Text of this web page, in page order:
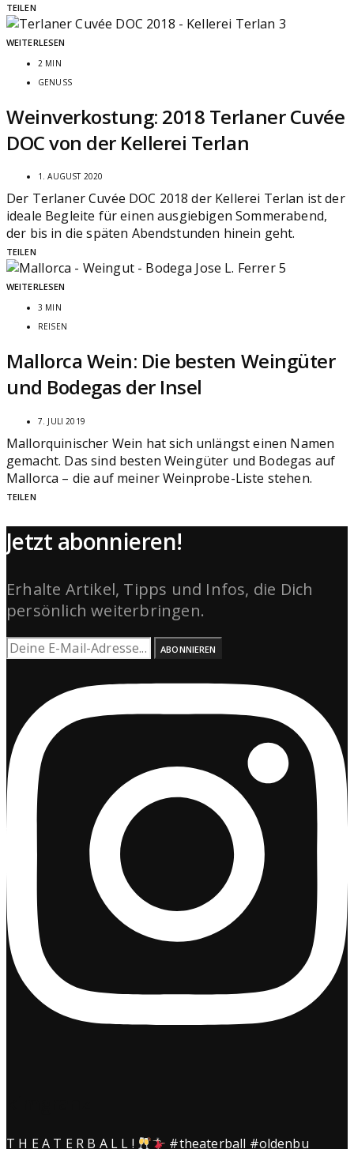
TEILEN
WEITERLESEN
2 MIN
GENUSS
Weinverkostung: 2018 Terlaner Cuvée
DOC von der Kellerei Terlan
1. AUGUST 2020
Der Terlaner Cuvée DOC 2018 der Kellerei Terlan ist der
ideale Begleite für einen ausgiebigen Sommerabend,
der bis in die späten Abendstunden hinein geht.
TEILEN
WEITERLESEN
3 MIN
REISEN
Mallorca Wein: Die besten Weingüter
und Bodegas der Insel
7. JULI 2019
Mallorquinischer Wein hat sich unlängst einen Namen
gemacht. Das sind besten Weingüter und Bodegas auf
Mallorca – die auf meiner Weinprobe-Liste stehen.
TEILEN
Jetzt abonnieren!
Erhalte Artikel, Tipps und Infos, die Dich
persönlich weiterbringen.
ABONNIEREN
T H E A T E R B A L L ! #theaterball #oldenbu